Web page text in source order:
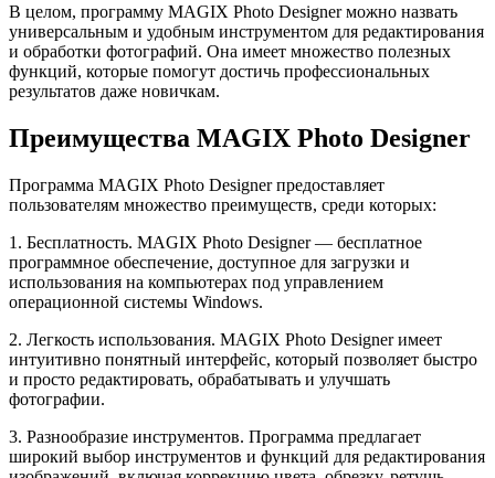
В целом, программу MAGIX Photo Designer можно назвать
универсальным и удобным инструментом для редактирования
и обработки фотографий. Она имеет множество полезных
функций, которые помогут достичь профессиональных
результатов даже новичкам.
Преимущества MAGIX Photo Designer
Программа MAGIX Photo Designer предоставляет
пользователям множество преимуществ, среди которых:
1. Бесплатность. MAGIX Photo Designer — бесплатное
программное обеспечение, доступное для загрузки и
использования на компьютерах под управлением
операционной системы Windows.
2. Легкость использования. MAGIX Photo Designer имеет
интуитивно понятный интерфейс, который позволяет быстро
и просто редактировать, обрабатывать и улучшать
фотографии.
3. Разнообразие инструментов. Программа предлагает
широкий выбор инструментов и функций для редактирования